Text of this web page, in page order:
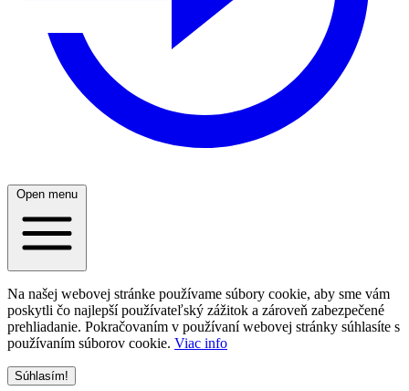
Open menu
Na našej webovej stránke používame súbory cookie, aby sme vám
poskytli čo najlepší používateľský zážitok a zároveň zabezpečené
prehliadanie. Pokračovaním v používaní webovej stránky súhlasíte s
používaním súborov cookie. Viac info
Súhlasím!